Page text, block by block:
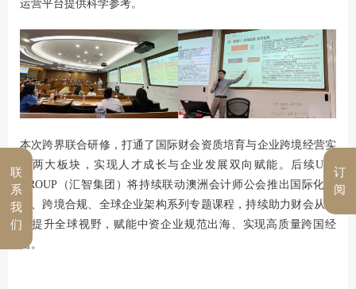
运营平台提供科学参考。
本次跨界联合研修，打通了国际财会资质培育与企业跨境经营实
操两大板块，实现人才成长与企业发展双向赋能。后续U&I
GROUP（汇智集团）将持续联动澳洲会计师公会推出国际化财
会、跨境合规、全球企业架构系列专题课程，持续助力财会从业
者提升全球视野，赋能中资企业规范出海、实现高质量跨国经
营。
订
阅
联
系
我
们